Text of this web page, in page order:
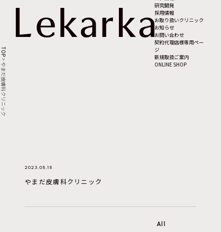
研究開発
採用情報
お取り扱いクリニック
お知らせ
お問い合わせ
契約代理店様専用ペー
ジ
新規取扱ご案内
ONLINE SHOP
TOP
>
やまだ皮膚科クリニック
2023.05.15
やまだ皮膚科クリニック
All